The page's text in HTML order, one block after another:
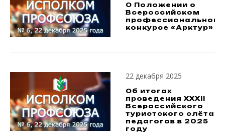
О Положении о
Всероссийском
профессиональном
конкурсе «Арктур»
22 декабря 2025
Об итогах
проведения XXXII
Всероссийского
туристского слёта
педагогов в 2025
году